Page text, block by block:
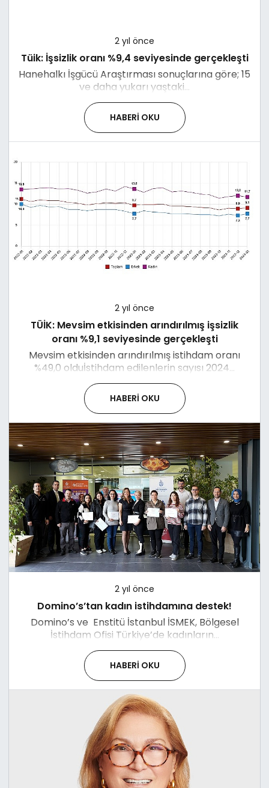
2 yıl önce
Tüik: İşsizlik oranı %9,4 seviyesinde gerçekleşti
Hanehalkı İşgücü Araştırması sonuçlarına göre; 15
ve daha yukarı yaştaki...
HABERI OKU
2 yıl önce
TÜİK: Mevsim etkisinden arındırılmış işsizlik
oranı %9,1 seviyesinde gerçekleşti
Mevsim etkisinden arındırılmış istihdam oranı
%49,0 olduİstihdam edilenlerin sayısı 2024...
HABERI OKU
2 yıl önce
Domino’s’tan kadın istihdamına destek!
Domino’s ve Enstitü İstanbul İSMEK, Bölgesel
İstihdam Ofisi Türkiye’de kadınların...
HABERI OKU